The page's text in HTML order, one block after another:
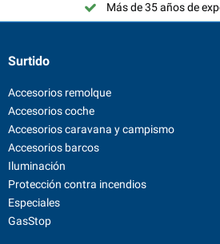
Más de 35 años de
Surtido
Accesorios remolque
Accesorios coche
Accesorios caravana y campismo
Accesorios barcos
Iluminación
Protección contra incendios
Especiales
GasStop